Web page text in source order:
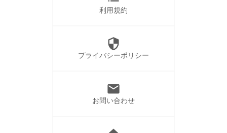
利用規約
security
プライバシーポリシー
mail
お問い合わせ